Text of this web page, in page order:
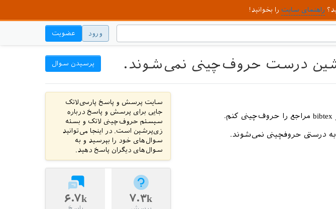
راهنمای سایت را بخوانید!
ورود عضویت
پرسیدن سوال
سایت پرسش و پاسخ پارسی‌لاتک
جایی برای پرسش و پاسخ درباره
سیستم حروف‌چینی لاتک و بسته
زی‌پرشین است. در اینجا می‌توانید
سوال‌های خود را بپرسید و به
سوال‌های دیگران پاسخ دهید.
۷.۳k ۶.۷k